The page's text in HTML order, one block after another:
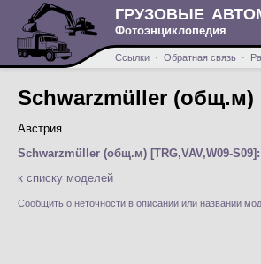
ГРУЗОВЫЕ
Фотоэнциклопедия
Ссылки · Обратная связь ·
Schwarzmüller (общ.м)
Австрия
Schwarzmüller (общ.м) [TRG,VAV,W09-
к списку моделей
Сообщить о неточности в описании или названии